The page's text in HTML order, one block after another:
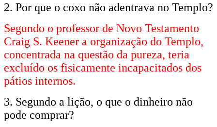
2. Por que o coxo não adentrava no Templo?
Segundo o professor de Novo Testamento
Craig S. Keener a organização do Templo,
concentrada na questão da pureza, teria
excluído os fisicamente incapacitados dos
pátios internos.
3. Segundo a lição, o que o dinheiro não
pode comprar?